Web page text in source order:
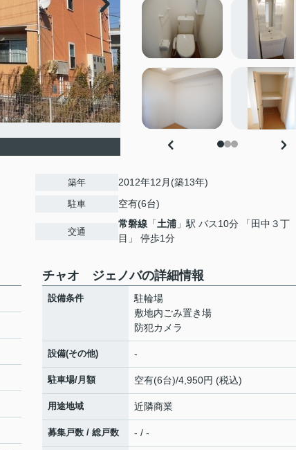
築年 2012年12月(築13年)
駐車 空有(6台)
交通
常磐線 「土浦 」駅 バス10分 「田中３丁
目」 停歩1分
チャオ ジェノバの詳細情報
設備条件
駐輪場
敷地内ごみ置き場
防犯カメラ
設備(その他) -
駐車場/月額 空有(6台)/4,950円 (税込)
用途地域 近隣商業
募集戸数 / 総戸数 - / -